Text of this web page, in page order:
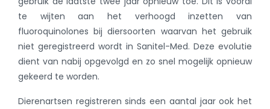
te wijten aan het verhoogd inzetten van
fluoroquinolones bij diersoorten waarvan het gebruik
niet geregistreerd wordt in Sanitel-Med. Deze evolutie
dient van nabij opgevolgd en zo snel mogelijk opnieuw
gekeerd te worden.
Dierenartsen registreren sinds een aantal jaar ook het